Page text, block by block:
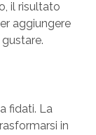
il risultato
aggiungere
fidati. La
in